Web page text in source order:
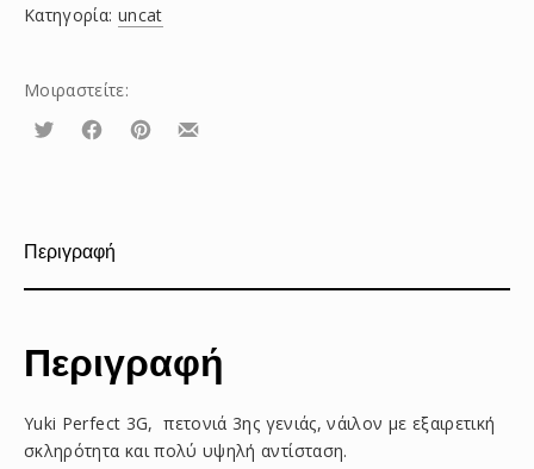
Κατηγορία: uncat
Μοιραστείτε:
Τουίτα ΜοιραστείτεΜοιραστείτεΜοιραστείτε
Περιγραφή
Περιγραφή
Yuki Perfect 3G, πετονιά 3ης γενιάς, νάιλον με εξαιρετική
σκληρότητα και πολύ υψηλή αντίσταση.